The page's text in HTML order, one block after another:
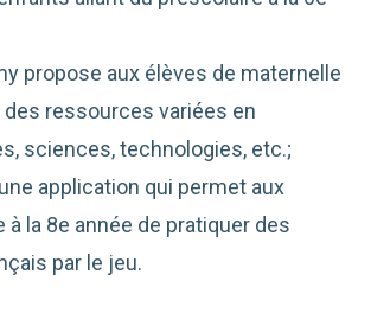
propose aux élèves de maternelle
des ressources variées en
sciences, technologies, etc.;
application qui permet aux
à la 8e année de pratiquer des
par le jeu.